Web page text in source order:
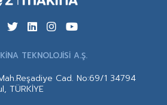
TEKNOLOJİSİ A.Ş.
Cad. No:69/1 34794
TÜRKİYE